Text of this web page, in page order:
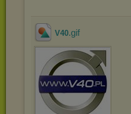
V40.gif